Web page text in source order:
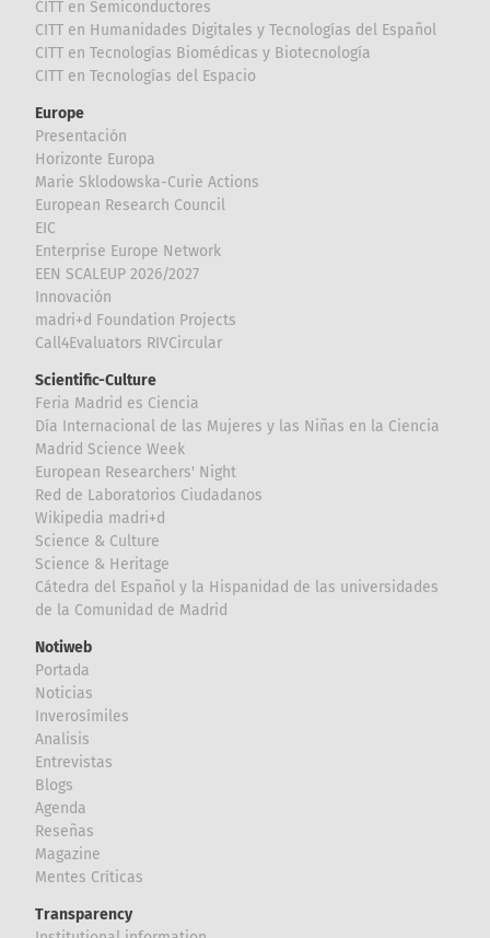
CITT en Semiconductores
CITT en Humanidades Digitales y Tecnologías del Español
CITT en Tecnologías Biomédicas y Biotecnología
CITT en Tecnologías del Espacio
Europe
Presentación
Horizonte Europa
Marie Sklodowska-Curie Actions
European Research Council
EIC
Enterprise Europe Network
EEN SCALEUP 2026/2027
Innovación
madri+d Foundation Projects
Call4Evaluators RIVCircular
Scientific-Culture
Feria Madrid es Ciencia
Día Internacional de las Mujeres y las Niñas en la Ciencia
Madrid Science Week
European Researchers' Night
Red de Laboratorios Ciudadanos
Wikipedia madri+d
Science & Culture
Science & Heritage
Cátedra del Español y la Hispanidad de las universidades
de la Comunidad de Madrid
Notiweb
Portada
Noticias
Inverosímiles
Analisis
Entrevistas
Blogs
Agenda
Reseñas
Magazine
Mentes Críticas
Transparency